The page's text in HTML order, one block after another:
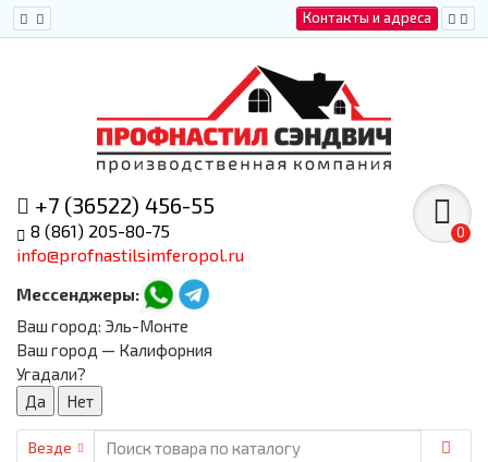
Контакты и адреса
+7 (36522) 456-55
8 (861) 205-80-75
info@profnastilsimferopol.ru
Мессенджеры:
0
Ваш город: Эль-Монте
Ваш город — Калифорния
Угадали?
Везде